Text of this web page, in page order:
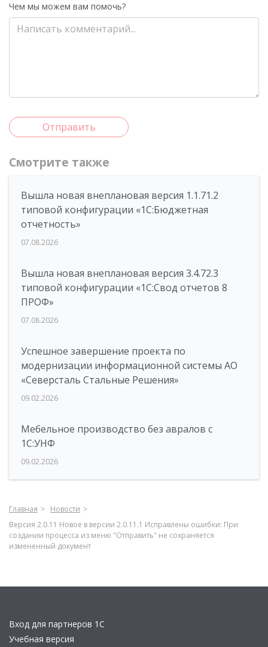
Чем мы можем вам помочь?
Отправить
Смотрите также
Вышла новая внеплановая версия 1.1.71.2
типовой конфигурации «1C:Бюджетная
отчетность»
07.08.2026
Вышла новая внеплановая версия 3.4.72.3
типовой конфигурации «1C:Свод отчетов 8
ПРОФ»
07.08.2026
Успешное завершение проекта по
модернизации информационной системы АО
«Северсталь Стальные Решения»
09.02.2026
Мебельное производство без авралов с
1С:УНФ
09.02.2026
Главная
Новости
Версия 2.0.11 Новое в версии 2.0.11.1 Исправлены ошибки: При
создании процесса из меню "Отправить" не сохраняется
измененный документ
Вход для партнеров 1С
Учебная версия